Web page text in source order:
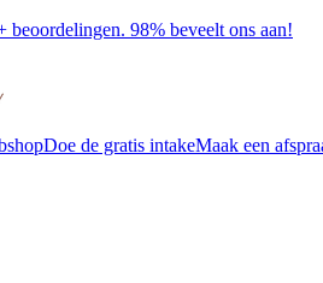
beoordelingen. 98% beveelt ons aan!
Doe de gratis intakeMaak een